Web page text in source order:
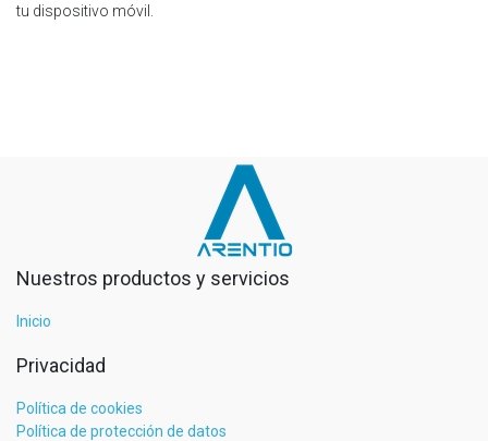
tu dispositivo móvil.
Nuestros productos y servicios
Inicio
Privacidad
Política de cookies
Política de protección de datos